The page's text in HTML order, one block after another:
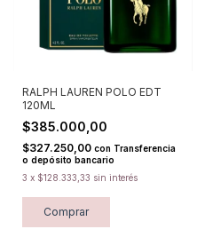
RALPH LAUREN POLO EDT
120ML
$385.000,00
$327.250,00 con Transferencia
o depósito bancario
3 x $128.333,33 sin interés